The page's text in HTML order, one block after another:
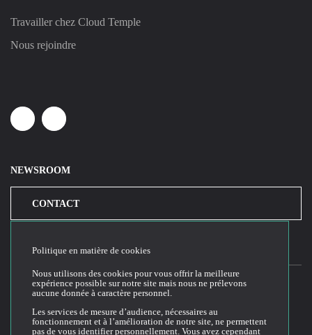
Travailler chez Cloud Temple
Nous rejoindre
LinkedinYoutube
NEWSROOM
CONTACT
Conditions générales d'utilisation du site web
Politique en matière de cookies
Nous utilisons des cookies pour vous offrir la meilleure
expérience possible sur notre site mais nous ne prélevons
aucune donnée à caractère personnel.
Les services de mesure d’audience, nécessaires au
fonctionnement et à l’amélioration de notre site, ne permettent
pas de vous identifier personnellement. Vous avez cependant